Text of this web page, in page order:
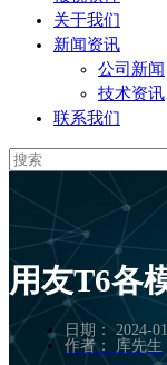
关于我们
新闻资讯
公司新闻
技术资讯
联系我们
用友T6各
日期：
2024-
作者：
库先生